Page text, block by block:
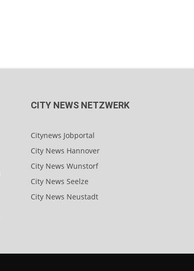
CITY NEWS NETZWERK
Citynews Jobportal
City News Hannover
City News Wunstorf
City News Seelze
City News Neustadt